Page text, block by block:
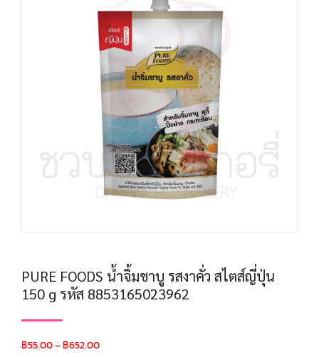
PURE FOODS น้ำจิ้มชาบู รสงาคั่ว สไตส์ญี่ปุ่น
150 g รหัส 8853165023962
฿55.00–฿652.00